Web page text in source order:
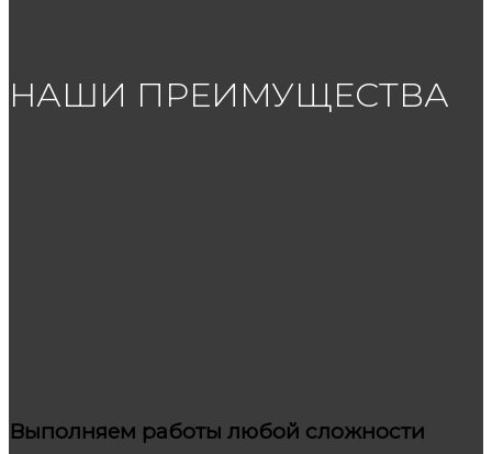
НАШИ ПРЕИМУЩЕСТВА
Выполняем работы любой сложности